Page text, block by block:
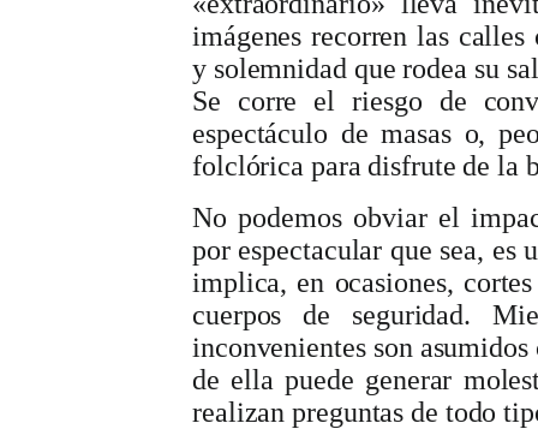
imágenes recorren las
y solemnidad que rodea su
Se corre el riesgo de
espectáculo de masas o,
folclórica para disfrute de la
No podemos obviar el
por espectacular que sea,
implica, en ocasiones,
cuerpos de seguridad.
inconvenientes son
de ella puede generar
realizan preguntas de todo